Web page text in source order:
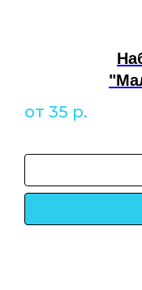
от 35 р.